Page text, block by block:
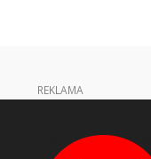
REKLAMA